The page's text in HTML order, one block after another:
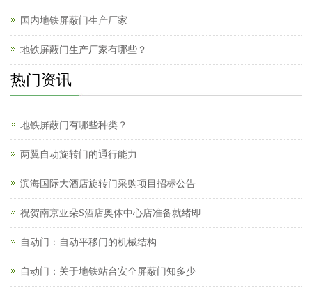
国内地铁屏蔽门生产厂家
地铁屏蔽门生产厂家有哪些？
热门资讯
地铁屏蔽门有哪些种类？
两翼自动旋转门的通行能力
滨海国际大酒店旋转门采购项目招标公告
祝贺南京亚朵S酒店奥体中心店准备就绪即
自动门：自动平移门的机械结构
自动门：关于地铁站台安全屏蔽门知多少